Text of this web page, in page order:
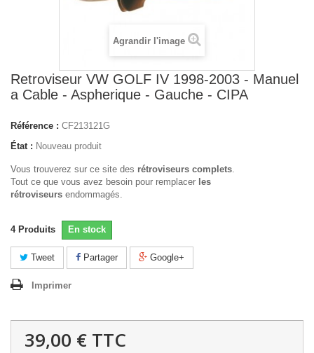
Agrandir l'image
Retroviseur VW GOLF IV 1998-2003 - Manuel
a Cable - Aspherique - Gauche - CIPA
Référence : CF213121G
État : Nouveau produit
Vous trouverez sur ce site des rétroviseurs complets.
Tout ce que vous avez besoin pour remplacer les
rétroviseurs endommagés.
4 Produits En stock
Tweet Partager Google+
Imprimer
39,00 € TTC